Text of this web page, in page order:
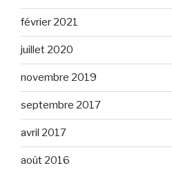
février 2021
juillet 2020
novembre 2019
septembre 2017
avril 2017
août 2016